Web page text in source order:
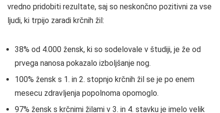
vredno pridobiti rezultate, saj so neskončno pozitivni za vse
ljudi, ki trpijo zaradi krčnih žil:
38% od 4.000 žensk, ki so sodelovale v študiji, je že od
prvega nanosa pokazalo izboljšanje nog.
100% žensk s 1. in 2. stopnjo krčnih žil se je po enem
mesecu zdravljenja popolnoma opomoglo.
97% žensk s krčnimi žilami v 3. in 4. stavku je imelo velik